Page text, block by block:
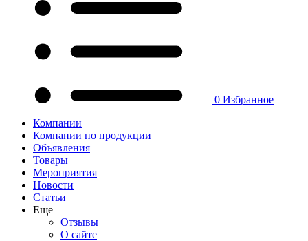
0 Избранное
Компании
Компании по продукции
Объявления
Товары
Мероприятия
Новости
Статьи
Еще
Отзывы
О сайте